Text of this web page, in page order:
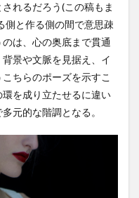
れるだろう(この稿もま
側と作る側の間で意思疎
は、心の奥底まで貫通
景や文脈を見据え、イ
ちらのポーズを示すこ
を成り立たせるに違い
元的な階調となる。